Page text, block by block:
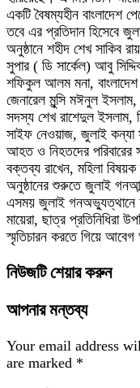
একটি বৈষম্যহীন বাংলাদেশ
তবে এর প্রতিদান হিসেবে
অনুষ্ঠানে শহীদ শেখ সাকিব
সুপার ( ডি সার্কেল) আবু
শফিকুল আলম মনা, বাংলাদেশ
জেনারেল মুন্সি মঈনুল
সদস্য শেখ রাশেদুল ইসলাম,
সাইফ নেওয়াজ, জুলাই কন্যা
আহত ও নিহতদের পরিবারের
বক্তব্য রাখেন, মহিলা বিষয়ক
অনুষ্ঠানের শুরুতে জুলাই
এসময় জুলাই গনঅভ্যুত্থানে
মায়েরা, ছাত্র প্রতিনিধিরা
স্মৃতিচারন করতে গিয়ে
নিউজটি শেয়ার করুন
আপনার মন্তব্য
Your email address
are marked *